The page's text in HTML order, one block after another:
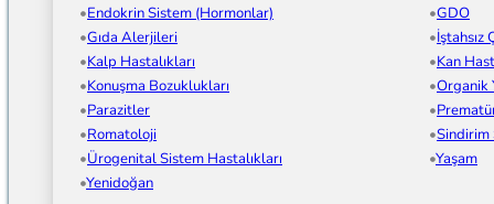
Endokrin Sistem (Hormonlar)
GDO
Gıda Alerjileri
İştahsız
Kalp Hastalıkları
Kan
Konuşma Bozuklukları
Organik
Parazitler
Romatoloji
Sindirim
Ürogenital Sistem Hastalıkları
Yaşam
Yenidoğan